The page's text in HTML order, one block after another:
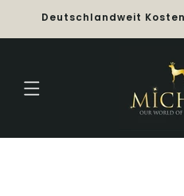
Deutschlandweit